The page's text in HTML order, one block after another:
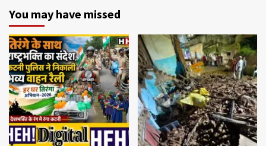
You may have missed